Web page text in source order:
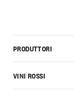
PRODUTTORI
VINI ROSSI